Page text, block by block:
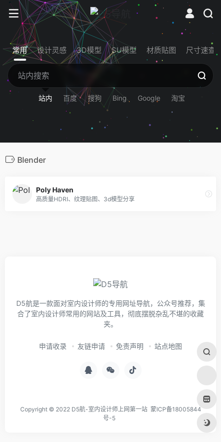
常用 设计灵感 3D模型 SU模型 材质贴图 尺寸速查
站内 百度 搜狗 Bing Google 淘宝
Blender
Poly Haven
高质量HDRI、纹理贴图、3d模型分享
D5航是一款面对室内设计师的专用网址导航，公众号推荐，集
合了室内设计师常用的网站及工具，彻底摆脱杂乱不堪的收藏
夹。
申请收录 友链申请 免责声明 站点地图
Copyright © 2022 D5航-室内设计师上网第一站 蒙ICP备18005844
号-5